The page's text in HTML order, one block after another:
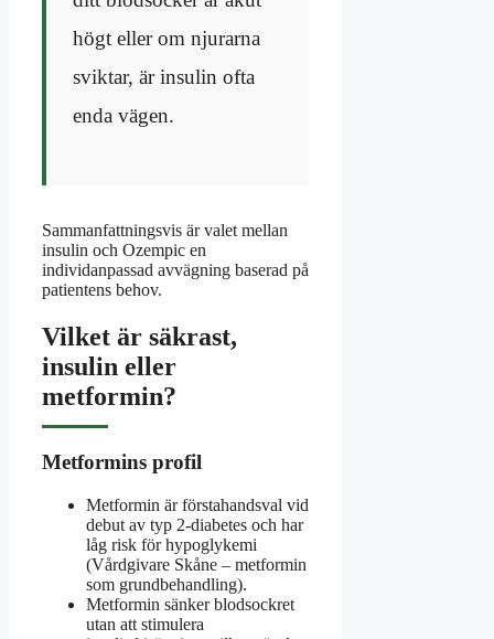
högt eller om njurarna
sviktar, är insulin ofta
enda vägen.
Sammanfattningsvis är valet mellan
insulin och Ozempic en
individanpassad avvägning baserad på
patientens behov.
Vilket är säkrast,
insulin eller
metformin?
Metformins profil
Metformin är förstahandsval vid
debut av typ 2-diabetes och har
låg risk för hypoglykemi
(Vårdgivare Skåne – metformin
som grundbehandling).
Metformin sänker blodsockret
utan att stimulera